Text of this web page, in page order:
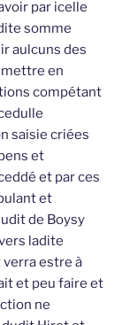
par icelle
somme
aulcuns des
en
compétant
saisie criées
et
et par ces
et
de Boysy
ladite
estre à
et peu faire et
ne